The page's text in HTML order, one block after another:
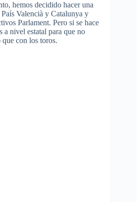
hemos decidido hacer una
Valencià y Catalunya y
Parlament. Pero si se hace
a nivel estatal para que no
con los toros.